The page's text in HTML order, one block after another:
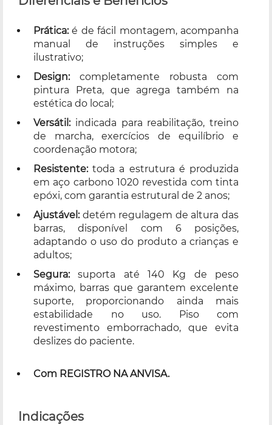
Prática:é de fácil montagem, acompanha
manual de instruções simples e
ilustrativo;
Design:completamente robusta com
pintura Preta, que agrega também na
estética do local;
Versátil:indicada para reabilitação, treino
de marcha, exercícios de equilíbrio e
coordenação motora;
Resistente:toda a estrutura é produzida
em aço carbono 1020 revestida com tinta
epóxi, com garantia estrutural de 2 anos;
Ajustável:detém regulagem de altura das
barras, disponível com 6 posições,
adaptando o uso do produto a crianças e
adultos;
Segura:suporta até 140 Kg de peso
máximo, barras que garantem excelente
suporte, proporcionando ainda mais
estabilidade no uso. Piso com
revestimento emborrachado, que evita
deslizes do paciente.
Com REGISTRO NA ANVISA.
Indicações